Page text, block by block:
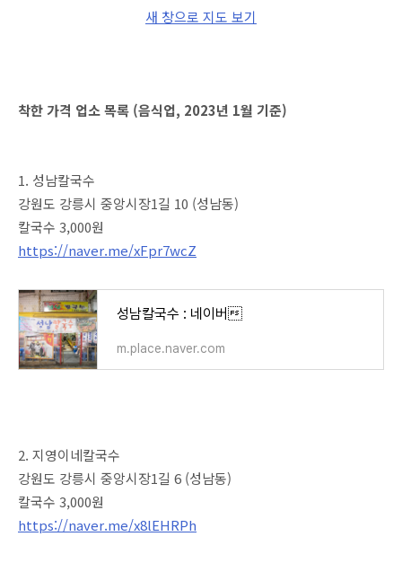
새 창으로 지도 보기
착한 가격 업소 목록 (음식업, 2023년 1월 기준)
1. 성남칼국수
강원도 강릉시 중앙시장1길 10 (성남동)
칼국수 3,000원
https://naver.me/xFpr7wcZ
성남칼국수 : 네이버
m.place.naver.com
2. 지영이네칼국수
강원도 강릉시 중앙시장1길 6 (성남동)
칼국수 3,000원
https://naver.me/x8lEHRPh